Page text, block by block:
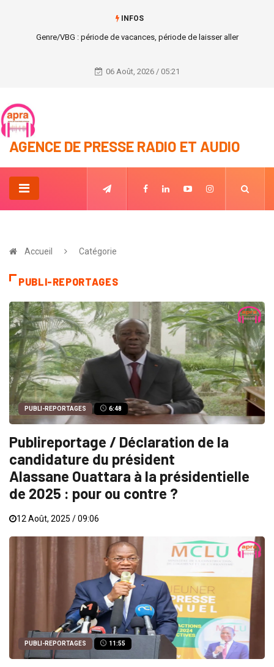
INFOS
Politique: Révision électorale en 2022 selon le Président de la CEI.
06 Août, 2026 / 05:21
AGENCE DE PRESSE RADIO ET AUDIO
Accueil Catégorie
PUBLI-REPORTAGES
PUBLI-REPORTAGES 6:48
Publireportage / Déclaration de la
candidature du président
Alassane Ouattara à la présidentielle
de 2025 : pour ou contre ?
12 Août, 2025 / 09:06
PUBLI-REPORTAGES 11:55